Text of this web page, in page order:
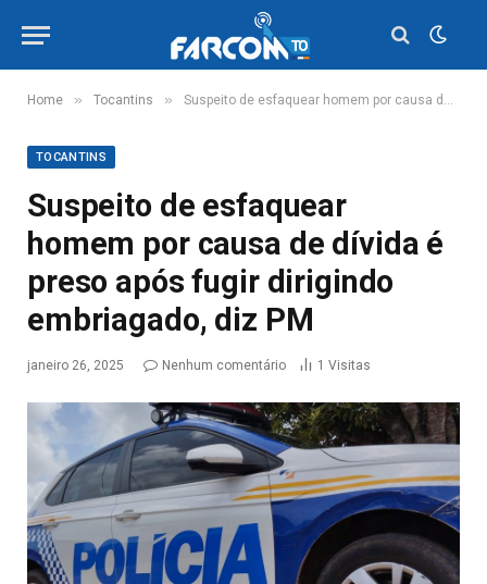
Home » Tocantins » Suspeito de esfaquear homem por causa de dívida é preso após fugir dirigindo embriagado, diz PM
TOCANTINS
Suspeito de esfaquear
homem por causa de dívida é
preso após fugir dirigindo
embriagado, diz PM
janeiro 26, 2025 Nenhum comentário 1 Visitas